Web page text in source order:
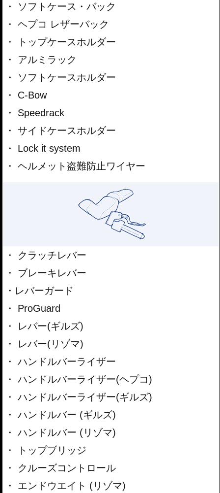
ソフトケース・バック
ヘプコ レザーバック
トップケースホルダー
アルミラック
ソフトケースホルダー
C-Bow
Speedrack
サイドケースホルダー
Lock it system
ヘルメット盗難防止ワイヤー
クラッチレバー
ブレーキレバー
レバーガード
ProGuard
レバー(ギルズ)
レバー(リゾマ)
ハンドルバーライザー
ハンドルバーライザー(ヘプコ)
ハンドルバーライザー(ギルズ)
ハンドルバー (ギルズ)
ハンドルバー (リゾマ)
トップブリッジ
クルーズコントロール
エンドウエイト (リゾマ)